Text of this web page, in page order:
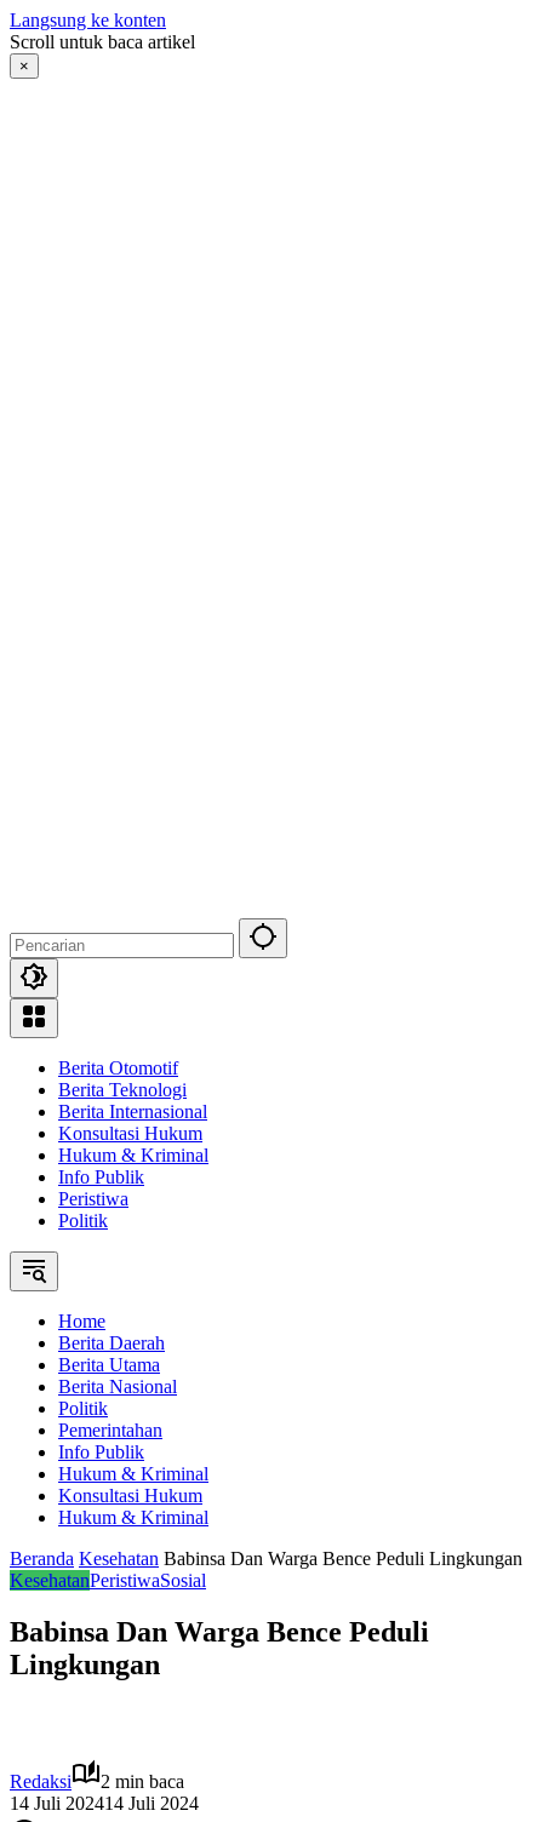
Langsung ke konten
Scroll untuk baca artikel
×
Berita Otomotif
Berita Teknologi
Berita Internasional
Konsultasi Hukum
Hukum & Kriminal
Info Publik
Peristiwa
Politik
Home
Berita Daerah
Berita Utama
Berita Nasional
Politik
Pemerintahan
Info Publik
Hukum & Kriminal
Konsultasi Hukum
Hukum & Kriminal
Beranda Kesehatan Babinsa Dan Warga Bence Peduli Lingkungan
KesehatanPeristiwaSosial
Babinsa Dan Warga Bence Peduli
Lingkungan
Redaksi
2 min baca
14 Juli 202414 Juli 2024